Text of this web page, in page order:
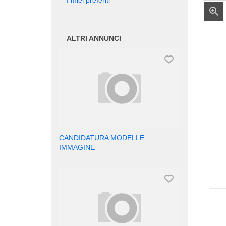
ALTRI ANNUNCI
CANDIDATURA MODELLE
IMMAGINE